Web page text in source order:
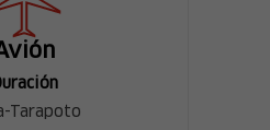
Tarapoto